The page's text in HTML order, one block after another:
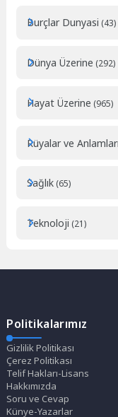
Burçlar Dunyasi (43)
Dünya Üzerine (292)
Hayat Üzerine (965)
Rüyalar ve Anlamları
Sağlık (65)
Teknoloji (21)
Politikalarımız
Gizlilik Politikası
Çerez Politikası
Telif Hakları-Lisans
Hakkımızda
Soru ve Cevap
Künye-Yazarlar